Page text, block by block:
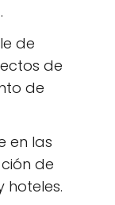
de
de
de
en las
de
hoteles.